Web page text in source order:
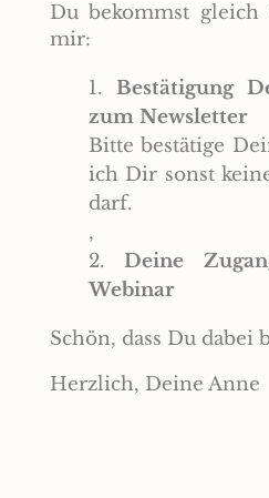
Du bekommst
mir:
Bestätigung
zum Newsletter
Bitte bestätige
ich Dir sonst
darf.
‚
Deine
Webinar
Schön, dass Du dabei
Herzlich, Deine Anne